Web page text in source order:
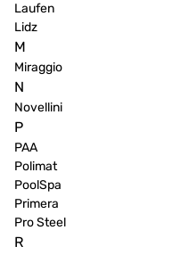
Laufen
Lidz
M
Miraggio
N
Novellini
P
PAA
Polimat
PoolSpa
Primera
Pro Steel
R